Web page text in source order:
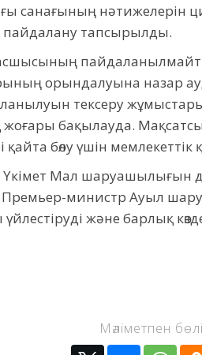
санағының нәтижелерін
пайдалану тапсырылды.
орындалуына
тексеру
бақылауда.
қайта бөлу үшін
Мал шаруашылығын
министр Ауыл
және барлық
Мәліметпен